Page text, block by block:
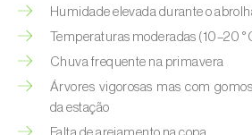
Humidade elevada durante o
Temperaturas moderadas (10–20
Chuva frequente na primavera
Árvores vigorosas mas com
da estação